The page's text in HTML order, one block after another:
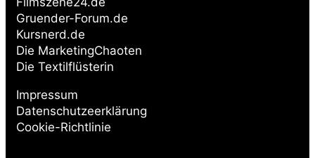
Gruender-Forum.de
Kursnerd.de
Die MarketingChaoten
Die Textilflüsterin
Impressum
Datenschutzeerklärung
Cookie-Richtlinie